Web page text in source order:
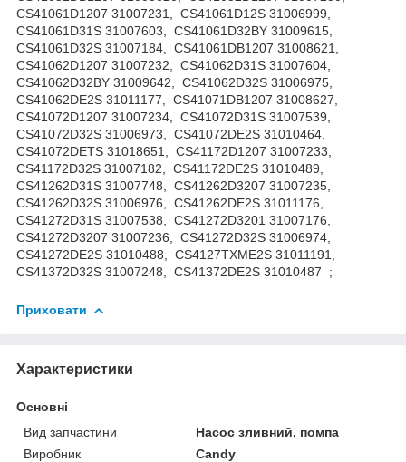
Приховати
Характеристики
Основні
Вид запчастини
Насос зливний, помпа
Виробник
Candy